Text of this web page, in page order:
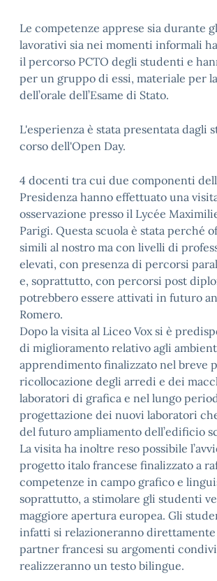
Le competenze apprese sia durante
lavorativi sia nei momenti informali
il percorso PCTO degli studenti e
per un gruppo di essi, materiale per
dell’orale dell’Esame di Stato.
L'esperienza è stata presentata dagli
corso dell'Open Day.
4 docenti tra cui due componenti
Presidenza hanno effettuato una
osservazione presso il Lycée
Parigi. Questa scuola è stata perché
simili al nostro ma con livelli di
elevati, con presenza di percorsi
e, soprattutto, con percorsi post
potrebbero essere attivati in futuro
Romero.
Dopo la visita al Liceo Vox si è
di miglioramento relativo agli
apprendimento finalizzato nel breve
ricollocazione degli arredi e dei
laboratori di grafica e nel lungo
progettazione dei nuovi laboratori
del futuro ampliamento dell’edificio
La visita ha inoltre reso possibile
progetto italo francese finalizzato a
competenze in campo grafico e
soprattutto, a stimolare gli studenti
maggiore apertura europea. Gli
infatti si relazioneranno
partner francesi su argomenti
realizzeranno un testo bilingue.